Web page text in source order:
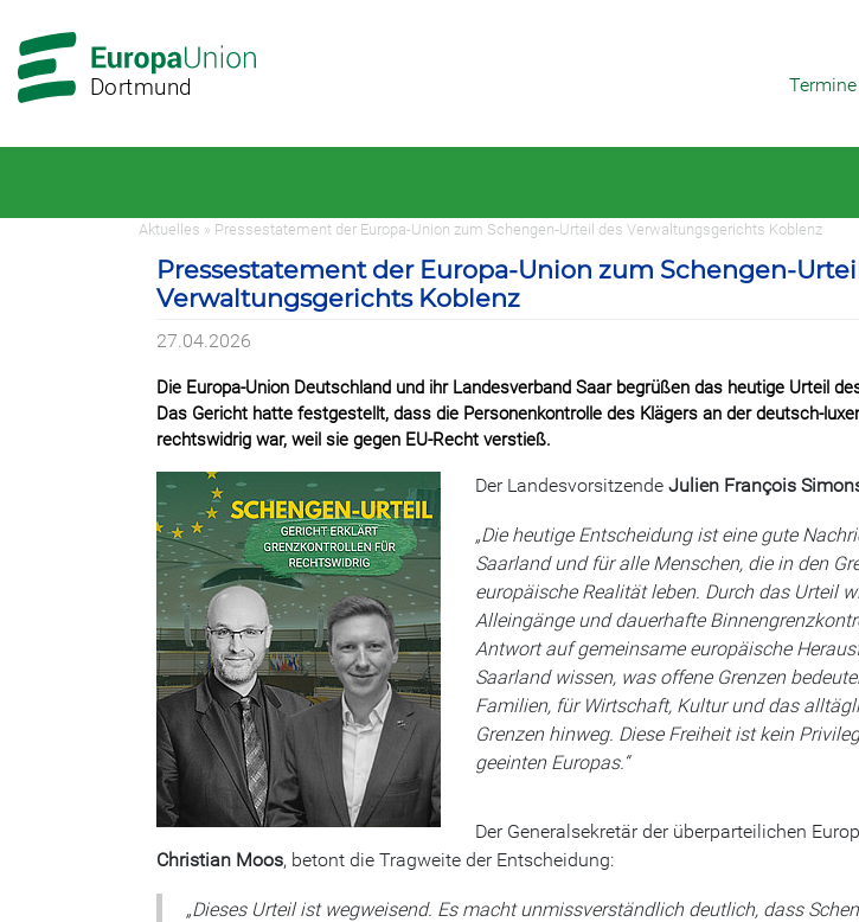
Hauptnavigation
Hauptbereich
Dortmund Termine
Aktuelles » Pressestatement der Europa-Union zum Schengen-Urteil des Verwaltungsgerichts Koblenz
Pressestatement der Europa-Union zum Schengen-
Verwaltungsgerichts Koblenz
27.04.2026
Die Europa-Union Deutschland und ihr Landesverband Saar begrüßen das heutige Urteil
Das Gericht hatte festgestellt, dass die Personenkontrolle des Klägers an der deutsch-
rechtswidrig war, weil sie gegen EU-Recht verstieß.
Der Landesvorsitzende Julien François
„Die heutige Entscheidung ist eine gute
Saarland und für alle Menschen, die in den
europäische Realität leben. Durch das Urteil
Alleingänge und dauerhafte
Antwort auf gemeinsame europäische
Saarland wissen, was offene Grenzen
Familien, für Wirtschaft, Kultur und das
Grenzen hinweg. Diese Freiheit ist kein
geeinten Europas.“
Der Generalsekretär der überparteilichen
Christian Moos, betont die Tragweite der Entscheidung:
„Dieses Urteil ist wegweisend. Es macht unmissverständlich deutlich, dass